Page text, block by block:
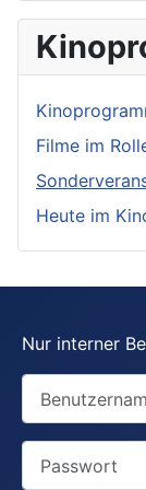
Filme im
Heute im
Nur interner
Benutzername